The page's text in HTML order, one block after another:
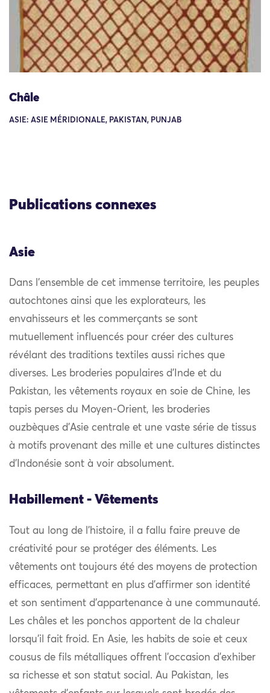
Châle
ASIE: ASIE MÉRIDIONALE, PAKISTAN, PUNJAB
Publications connexes
Asie
Dans l’ensemble de cet immense territoire, les peuples
autochtones ainsi que les explorateurs, les
envahisseurs et les commerçants se sont
mutuellement influencés pour créer des cultures
révélant des traditions textiles aussi riches que
diverses. Les broderies populaires d’Inde et du
Pakistan, les vêtements royaux en soie de Chine, les
tapis perses du Moyen-Orient, les broderies
ouzbèques d’Asie centrale et une vaste série de tissus
à motifs provenant des mille et une cultures distinctes
d’Indonésie sont à voir absolument.
Habillement - Vêtements
Tout au long de l’histoire, il a fallu faire preuve de
créativité pour se protéger des éléments. Les
vêtements ont toujours été des moyens de protection
efficaces, permettant en plus d’affirmer son identité
et son sentiment d’appartenance à une communauté.
Les châles et les ponchos apportent de la chaleur
lorsqu’il fait froid. En Asie, les habits de soie et ceux
cousus de fils métalliques offrent l’occasion d’exhiber
sa richesse et son statut social. Au Pakistan, les